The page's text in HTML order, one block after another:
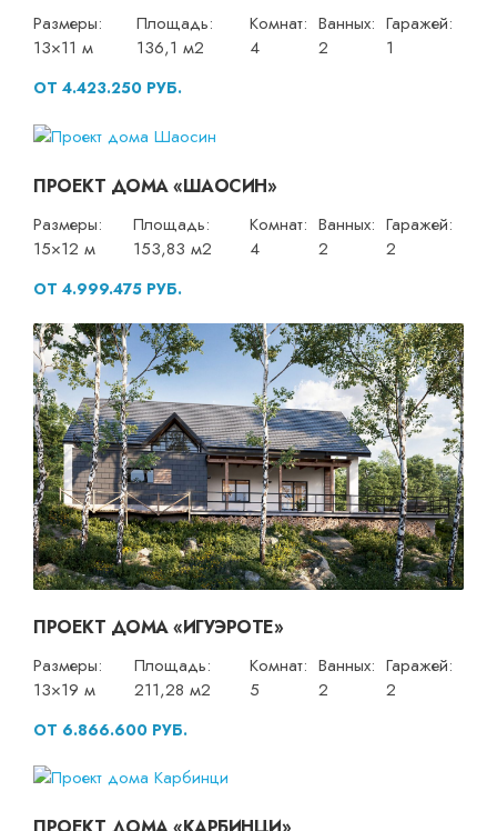
Размеры:
13×11 м
Площадь:
136,1 м2
Комнат:
4
Ванных:
2
Гаражей:
1
ОТ 4.423.250 РУБ.
ПРОЕКТ ДОМА «ШАОСИН»
Размеры:
15×12 м
Площадь:
153,83 м2
Комнат:
4
Ванных:
2
Гаражей:
2
ОТ 4.999.475 РУБ.
ПРОЕКТ ДОМА «ИГУЭРОТЕ»
Размеры:
13×19 м
Площадь:
211,28 м2
Комнат:
5
Ванных:
2
Гаражей:
2
ОТ 6.866.600 РУБ.